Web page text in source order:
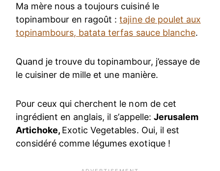
Ma mère nous a toujours cuisiné le
topinambour en ragoût :tajine de poulet aux
topinambours, batata terfas sauce blanche.
Quand je trouve du topinambour, j’essaye de
le cuisiner de mille et une manière.
Pour ceux qui cherchent le nom de cet
ingrédient en anglais, il s’appelle: Jerusalem
Artichoke, Exotic Vegetables. Oui, il est
considéré comme légumes exotique !